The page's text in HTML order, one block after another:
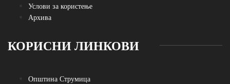
Услови за користење
Архива
КОРИСНИ ЛИНКОВИ
Општина Струмица